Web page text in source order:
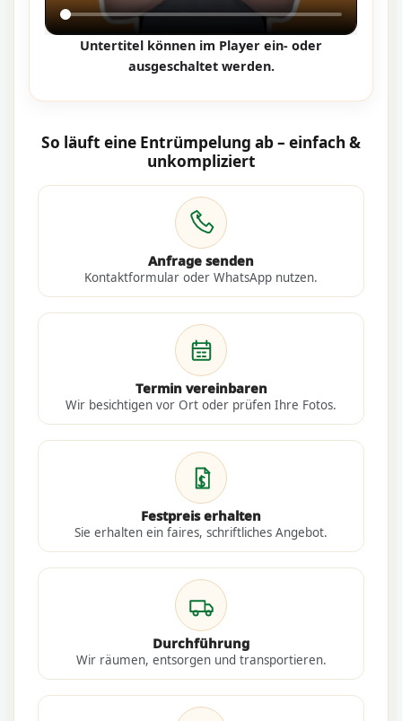
Untertitel können im Player ein- oder
ausgeschaltet werden.
So läuft eine Entrümpelung ab – einfach &
unkompliziert
Anfrage senden
Kontaktformular oder WhatsApp nutzen.
Termin vereinbaren
Wir besichtigen vor Ort oder prüfen Ihre Fotos.
Festpreis erhalten
Sie erhalten ein faires, schriftliches Angebot.
Durchführung
Wir räumen, entsorgen und transportieren.